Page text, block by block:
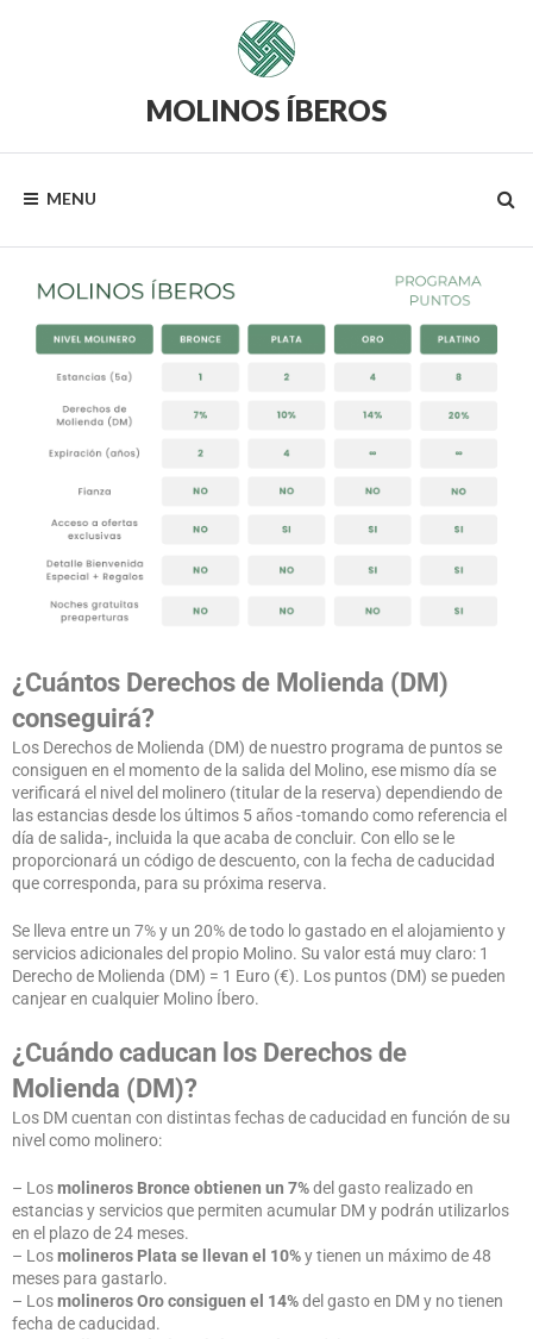
MOLINOS ÍBEROS
MENU
¿Cuántos Derechos de Molienda (DM)
conseguirá?
Los Derechos de Molienda (DM) de nuestro programa de puntos se
consiguen en el momento de la salida del Molino, ese mismo día se
verificará el nivel del molinero (titular de la reserva) dependiendo de
las estancias desde los últimos 5 años -tomando como referencia el
día de salida-, incluida la que acaba de concluir. Con ello se le
proporcionará un código de descuento, con la fecha de caducidad
que corresponda, para su próxima reserva.
Se lleva entre un 7% y un 20% de todo lo gastado en el alojamiento y
servicios adicionales del propio Molino. Su valor está muy claro: 1
Derecho de Molienda (DM) = 1 Euro (€). Los puntos (DM) se pueden
canjear en cualquier Molino Íbero.
¿Cuándo caducan los Derechos de
Molienda (DM)?
Los DM cuentan con distintas fechas de caducidad en función de su
nivel como molinero:
– Losmolineros Bronceobtienen un 7%del gasto realizado en
estancias y servicios que permiten acumular DM y podrán utilizarlos
en el plazo de 24 meses.
– Losmolineros Plata se llevan el 10%y tienen un máximo de 48
meses para gastarlo.
– LosmolinerosOroconsiguen el 14%del gasto en DM y no tienen
fecha de caducidad.